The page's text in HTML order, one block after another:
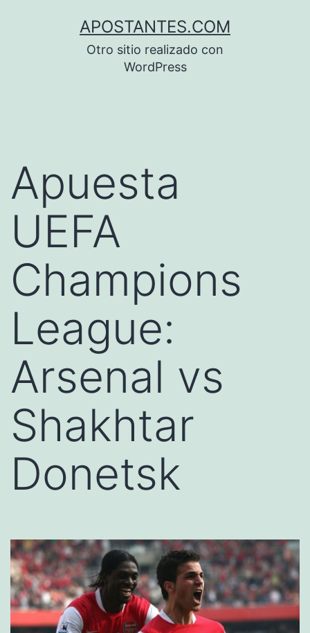
APOSTANTES.COM
Otro sitio realizado con
WordPress
Apuesta
UEFA
Champions
League:
Arsenal vs
Shakhtar
Donetsk